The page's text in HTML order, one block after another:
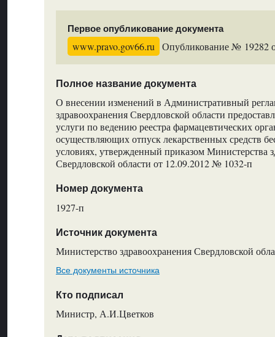
Первое опубликование документа
www.pravo.gov66.ru Опубликование № 19282
Полное название документа
О внесении изменений в Административный
здравоохранения Свердловской области
услуги по ведению реестра фармацевтических
осуществляющих отпуск лекарственных средств
условиях, утвержденный приказом Министерства
Свердловской области от 12.09.2012 № 1032-п
Номер документа
1927-п
Источник документа
Министерство здравоохранения Свердловской
Все документы источника
Кто подписал
Министр, А.И.Цветков